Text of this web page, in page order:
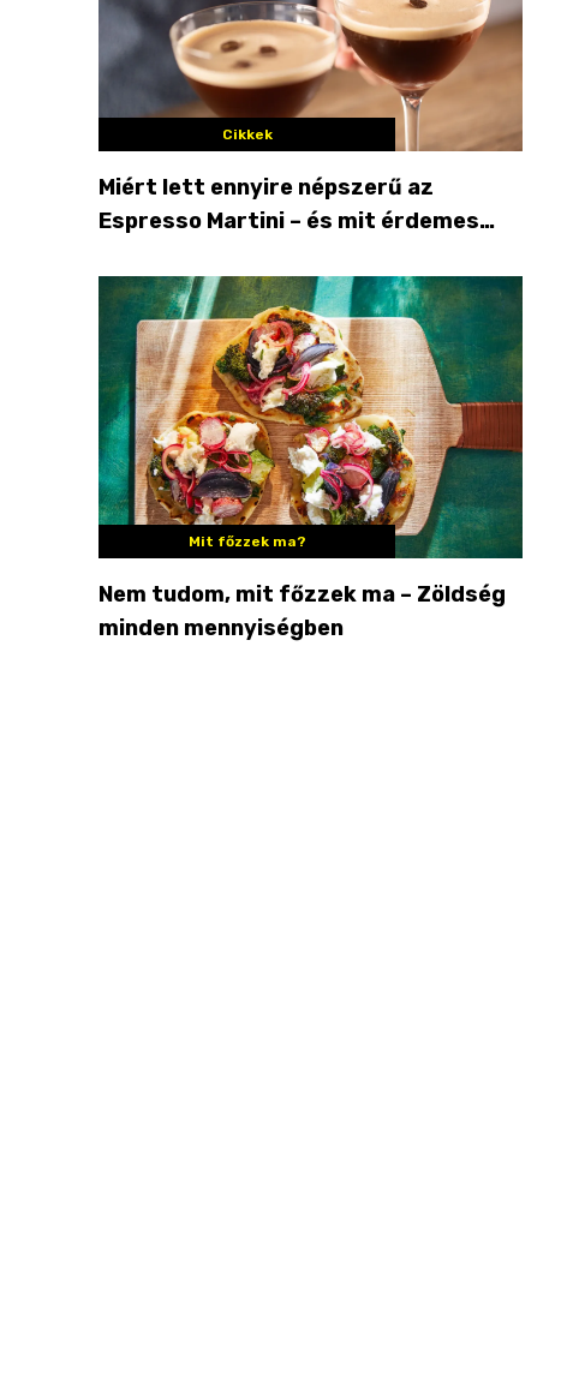
Cikkek
Miért lett ennyire népszerű az
Espresso Martini – és mit érdemes
Mit főzzek ma?
Nem tudom, mit főzzek ma – Zöldség
minden mennyiségben